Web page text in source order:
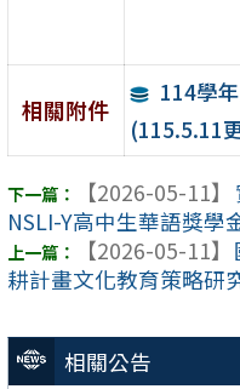
相關公告
相關附件
114學
(115.5.11
【2026-05-11】
NSLI-Y高中生華語獎學
【2026-05-11】
耕計畫文化教育策略研